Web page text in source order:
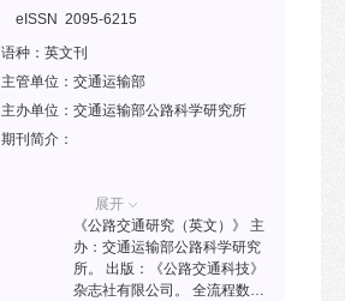
eISSN 2095-6215
语种： 英文刊
主管单位： 交通运输部
主办单位： 交通运输部公路科学研究所
期刊简介：
展开
《公路交通研究（英文）》 主
办：交通运输部公路科学研究
所。 出版：《公路交通科技》
杂志社有限公司。 全流程数字